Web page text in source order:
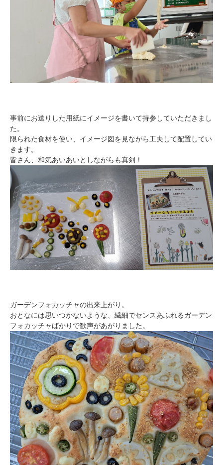
事前にお送りした用紙にイメージを書いて持参していただきまし
た。
限られた食材を使い、イメージ図を見ながら工夫して配置してい
きます。
皆さん、和気あいあいとしながらも真剣！
ガーデンフォカッチャの出来上がり。
おとなには思いつかないような、繊細でセンスあふれるガーデン
フォカッチャばかりで歓声があがりました。